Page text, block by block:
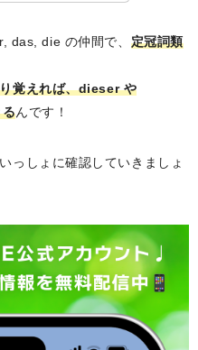
das, die の仲間で、 定冠詞類
覚えれば、dieser や
んです！
っしょに確認していきましょ